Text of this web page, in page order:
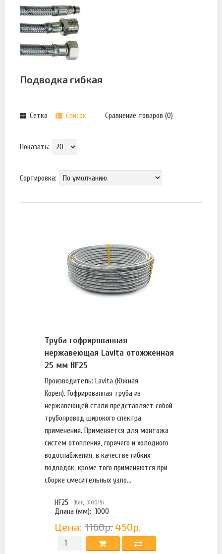
Подводка гибкая
Сетка Список Сравнение товаров (0)
Показать:
Сортировка:
Труба гофрированная
нержавеющая Lavita отожженная
25 мм HF25
Производитель: Lavita (Южная
Корея). Гофрированная труба из
нержавеющей стали представляет собой
трубопровод широкого спектра
применения. Применяется для монтажа
систем отопления, горячего и холодного
водоснабжения, в качестве гибких
подводок, кроме того применяются при
сборке смесительных узло...
HF25 (Код: 310019)
Длина (мм):1000
Цена:1160р. 450р.